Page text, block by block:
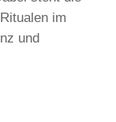
im
und